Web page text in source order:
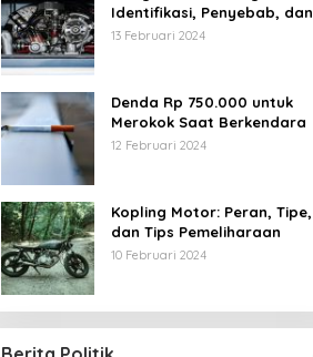
Identifikasi, Penyebab, dan
Solusi
13 Februari 2024
Denda Rp 750.000 untuk
Merokok Saat Berkendara
12 Februari 2024
Kopling Motor: Peran, Tipe,
dan Tips Pemeliharaan
10 Februari 2024